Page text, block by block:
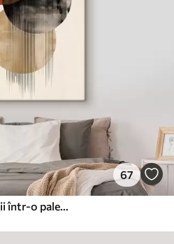
67
Trei cercuri texturate cu linii într-o paletă de culori teracotă-negru